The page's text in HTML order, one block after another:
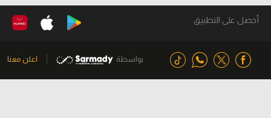
أحصل على التطبيق
بواسطة اعلن معنا